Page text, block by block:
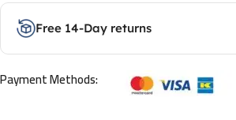
Free 14-Day returns
Payment Methods: